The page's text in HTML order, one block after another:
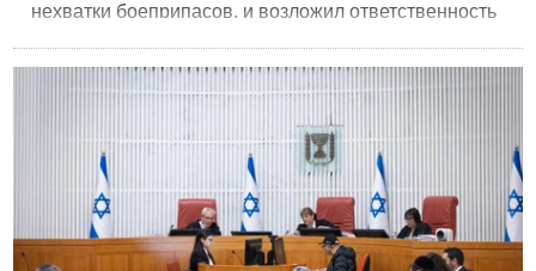
нехватки боеприпасов, и возложил ответственность